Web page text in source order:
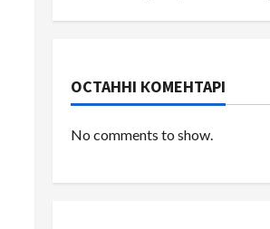
ОСТАННІ КОМЕНТАРІ
No comments to show.